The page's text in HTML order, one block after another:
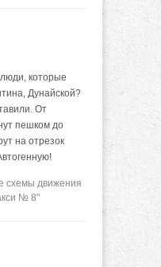
которые
Дунайской?
От
пешком до
на отрезок
схемы движения
№ 8"